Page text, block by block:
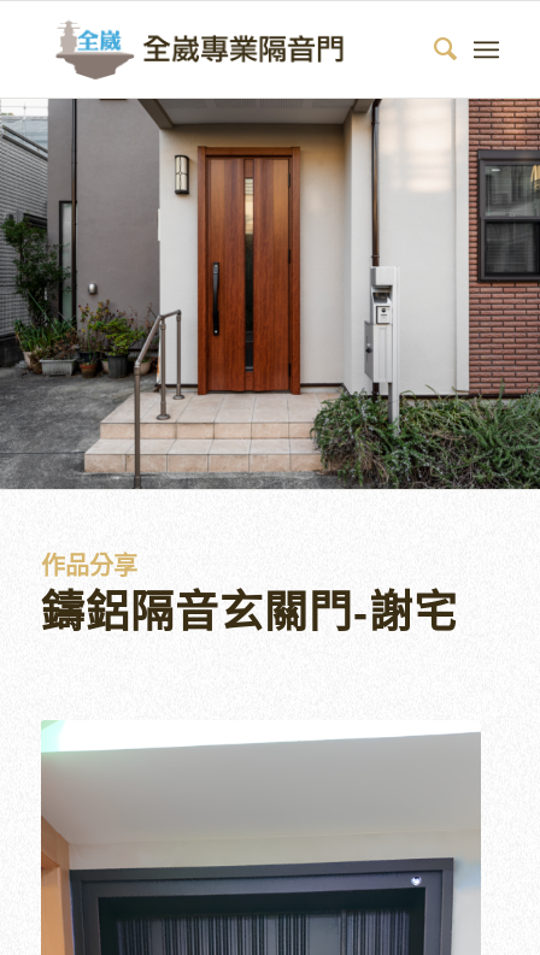
作品分享
鑄鋁隔音玄關門-謝宅